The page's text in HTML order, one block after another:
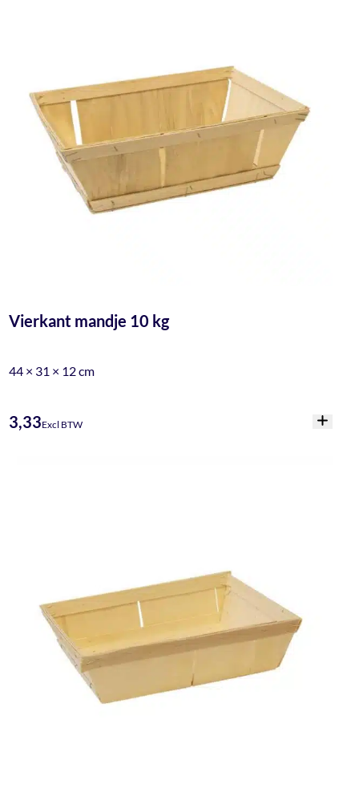
Vierkant mandje 10 kg
44 × 31 × 12 cm
3,33Excl BTW